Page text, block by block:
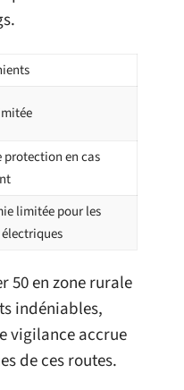
protection en cas
limitée pour les
50 en zone rurale
indéniables,
vigilance accrue
de ces routes.